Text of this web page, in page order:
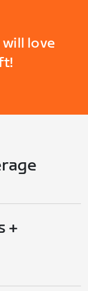
will love
+